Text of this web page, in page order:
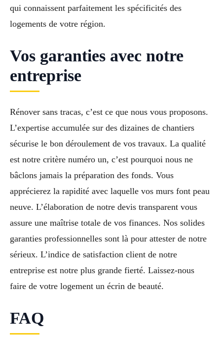
qui connaissent parfaitement les spécificités des
logements de votre région.
Vos garanties avec notre
entreprise
Rénover sans tracas, c’est ce que nous vous proposons.
L’expertise accumulée sur des dizaines de chantiers
sécurise le bon déroulement de vos travaux. La qualité
est notre critère numéro un, c’est pourquoi nous ne
bâclons jamais la préparation des fonds. Vous
apprécierez la rapidité avec laquelle vos murs font peau
neuve. L’élaboration de notre devis transparent vous
assure une maîtrise totale de vos finances. Nos solides
garanties professionnelles sont là pour attester de notre
sérieux. L’indice de satisfaction client de notre
entreprise est notre plus grande fierté. Laissez-nous
faire de votre logement un écrin de beauté.
FAQ